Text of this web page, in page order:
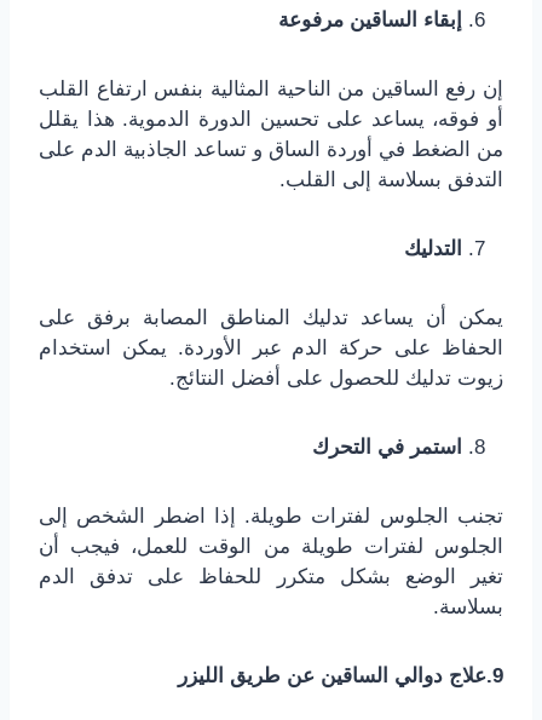
إبقاء الساقين مرفوعة
إن رفع الساقين من الناحية المثالية بنفس ارتفاع القلب
أو فوقه، يساعد على تحسين الدورة الدموية. هذا يقلل
من الضغط في أوردة الساق و تساعد الجاذبية الدم على
التدفق بسلاسة إلى القلب.
التدليك
يمكن أن يساعد تدليك المناطق المصابة برفق على
الحفاظ على حركة الدم عبر الأوردة. يمكن استخدام
زيوت تدليك للحصول على أفضل النتائج.
استمر في التحرك
تجنب الجلوس لفترات طويلة. إذا اضطر الشخص إلى
الجلوس لفترات طويلة من الوقت للعمل، فيجب أن
تغير الوضع بشكل متكرر للحفاظ على تدفق الدم
بسلاسة.
9.علاج دوالي الساقين عن طريق الليزر